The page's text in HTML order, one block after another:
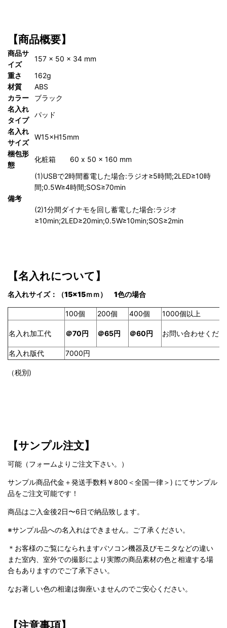
【商品概要】
商品サ
イズ
157 x 50 x 34 mm
重さ
162g
材質
ABS
カラー
ブラック
名入れ
タイプ
パッド
名入れ
サイズ
W15×H15mm
梱包形
態
化粧箱 60 x 50 x 160 mm
備考
(1)USBで2時間蓄電した場合:ラジオ≥5時間;2LED≥10時
間;0.5W≥4時間;SOS≥70min
(2)1分間ダイナモを回し蓄電した場合:ラジオ
≥10min;2LED≥20min;0.5W≥10min;SOS≥2min
【名入れについて】
名入れサイズ：（15×15ｍｍ） 1色の場合
100個 200個 400個 1000個以上
名入れ加工代 ＠70円 ＠65円 ＠60円 お問い合わせくだ
名入れ版代 7000円
（税別)
【サンプル注文】
可能（フォームよりご注文下さい。）
サンプル商品代金＋発送手数料￥800＜全国一律＞) にてサンプル
品をご注文可能です！
商品はご入金後2日〜6日で納品致します。
※サンプル品への名入れはできません。ご了承ください。
＊お客様のご覧になられますパソコン機器及びモニタなどの違い
また室内、室外での撮影により実際の商品素材の色と相違する場
合もありますのでご了承下さい。
なお著しい色の相違は御座いませんのでご安心ください。
【注意事項】